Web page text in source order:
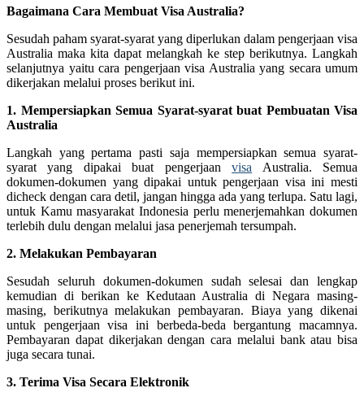
Bagaimana Cara Membuat Visa Australia?
Sesudah paham syarat-syarat yang diperlukan dalam pengerjaan visa
Australia maka kita dapat melangkah ke step berikutnya. Langkah
selanjutnya yaitu cara pengerjaan visa Australia yang secara umum
dikerjakan melalui proses berikut ini.
1. Mempersiapkan Semua Syarat-syarat buat Pembuatan Visa
Australia
Langkah yang pertama pasti saja mempersiapkan semua syarat-
syarat yang dipakai buat pengerjaanvisa Australia. Semua
dokumen-dokumen yang dipakai untuk pengerjaan visa ini mesti
dicheck dengan cara detil, jangan hingga ada yang terlupa. Satu lagi,
untuk Kamu masyarakat Indonesia perlu menerjemahkan dokumen
terlebih dulu dengan melalui jasa penerjemah tersumpah.
2. Melakukan Pembayaran
Sesudah seluruh dokumen-dokumen sudah selesai dan lengkap
kemudian di berikan ke Kedutaan Australia di Negara masing-
masing, berikutnya melakukan pembayaran. Biaya yang dikenai
untuk pengerjaan visa ini berbeda-beda bergantung macamnya.
Pembayaran dapat dikerjakan dengan cara melalui bank atau bisa
juga secara tunai.
3. Terima Visa Secara Elektronik